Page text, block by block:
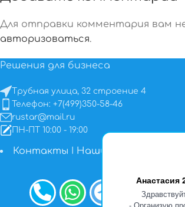
Анастасия
Для отправки комментария вам
авторизоваться.
Решения для бизнеса
Трубная улица, 32 строение 4
Телефон: +7(499)350-58-46
rustar@mail.ru
ПН-ПТ 10:00 - 19:00
Контакты Наши работы